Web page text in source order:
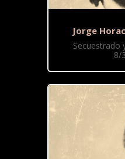
Jorge
Secuestrado
8/